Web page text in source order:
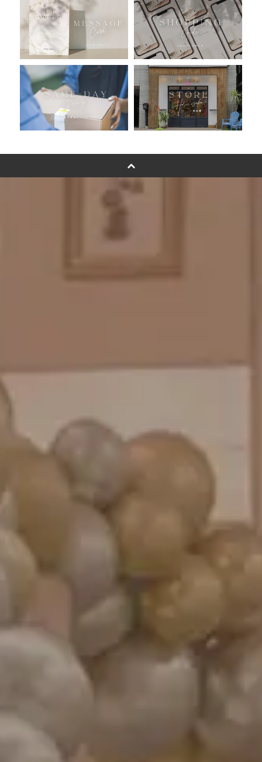
おすすめ商品
バルーン自動販売機
浮くバルーンオーダーメイド - coming soonn -
卓上バルーンオーダーメイド
ムーンリットバルーンについて
その他オーダーメイド
バルーンフラワーブーケについて